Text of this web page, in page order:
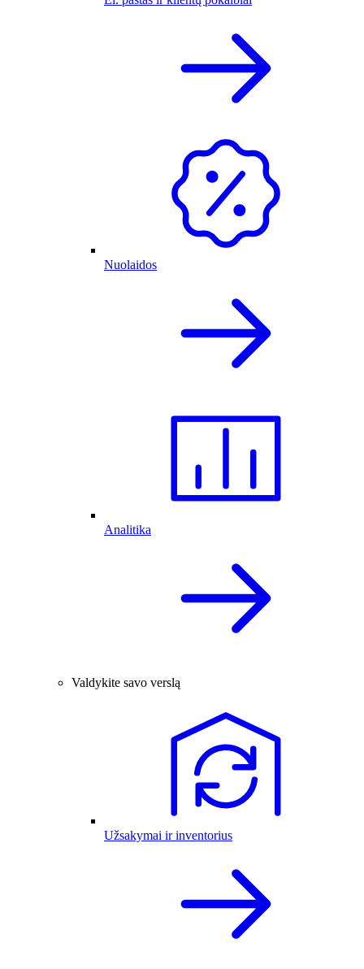
Nuolaidos
Analitika
Valdykite savo verslą
Užsakymai ir inventorius